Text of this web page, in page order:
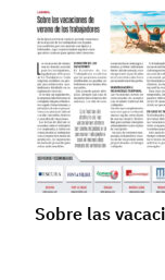
Sobre las